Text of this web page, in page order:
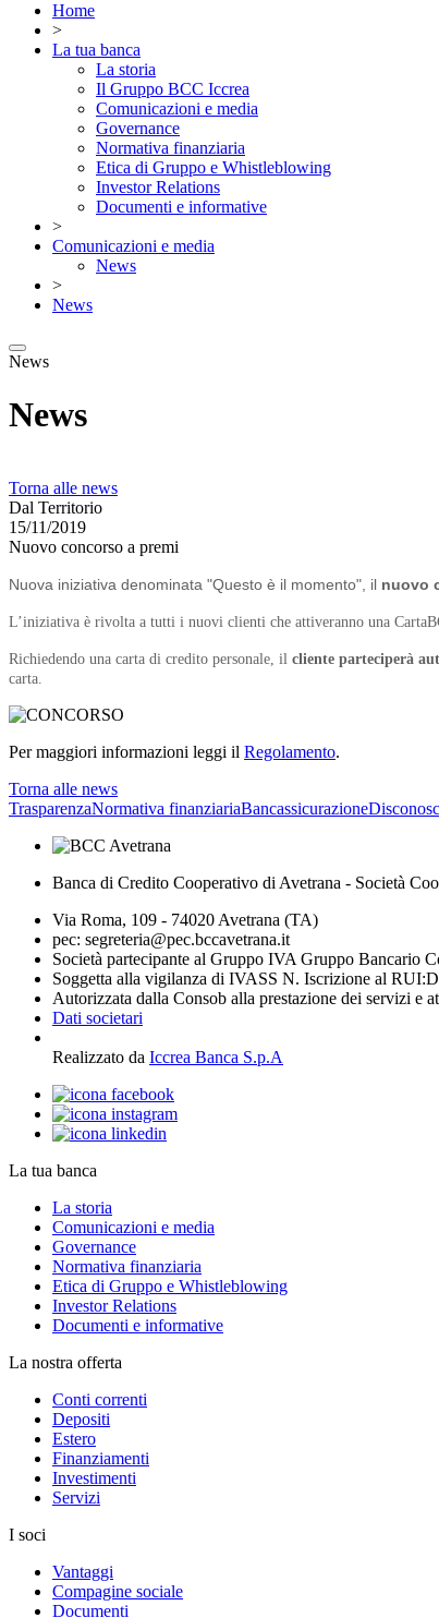
Home
>
La tua banca
La storia
Il Gruppo BCC Iccrea
Comunicazioni e media
Governance
Normativa finanziaria
Etica di Gruppo e Whistleblowing
Investor Relations
Documenti e informative
>
Comunicazioni e media
News
>
News
News
News
Torna alle news
Dal Territorio
15/11/2019
Nuovo concorso a premi
Nuova iniziativa denominata "Questo è il momento", il nuovo
L’iniziativa è rivolta a tutti i nuovi clienti che attiveranno una
Richiedendo una carta di credito personale, il cliente parteciperà
carta.
Per maggiori informazioni leggi il Regolamento.
Torna alle news
TrasparenzaNormativa finanziariaBancassicurazione
Banca di Credito Cooperativo di Avetrana - Società
Via Roma, 109 - 74020 Avetrana (TA)
pec: segreteria@pec.bccavetrana.it
Società partecipante al Gruppo IVA Gruppo Bancario
Soggetta alla vigilanza di IVASS N. Iscrizione al
Autorizzata dalla Consob alla prestazione dei servizi e
Dati societari
Realizzato da Iccrea Banca S.p.A
La tua banca
La storia
Comunicazioni e media
Governance
Normativa finanziaria
Etica di Gruppo e Whistleblowing
Investor Relations
Documenti e informative
La nostra offerta
Conti correnti
Depositi
Estero
Finanziamenti
Investimenti
Servizi
I soci
Vantaggi
Compagine sociale
Documenti